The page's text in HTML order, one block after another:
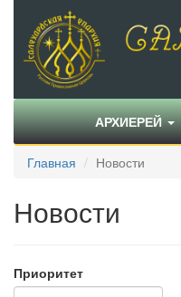
АРХИЕРЕЙ
Главная Новости
Новости
Приоритет